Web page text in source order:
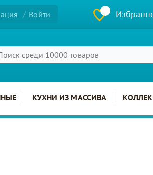
Войти
КУХНИ ИЗ МАССИВА